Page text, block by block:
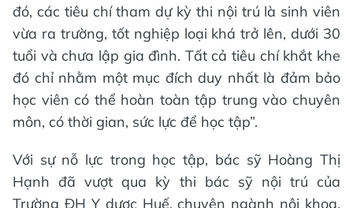
đó, các tiêu chí tham dự kỳ thi nội trú là sinh viên
vừa ra trường, tốt nghiệp loại khá trở lên, dưới 30
tuổi và chưa lập gia đình. Tất cả tiêu chí khắt khe
đó chỉ nhằm một mục đích duy nhất là đảm bảo
học viên có thể hoàn toàn tập trung vào chuyên
môn, có thời gian, sức lực để học tập”.
Với sự nỗ lực trong học tập, bác sỹ Hoàng Thị
Hạnh đã vượt qua kỳ thi bác sỹ nội trú của
Trường ĐH Y dược Huế, chuyên ngành nội khoa.